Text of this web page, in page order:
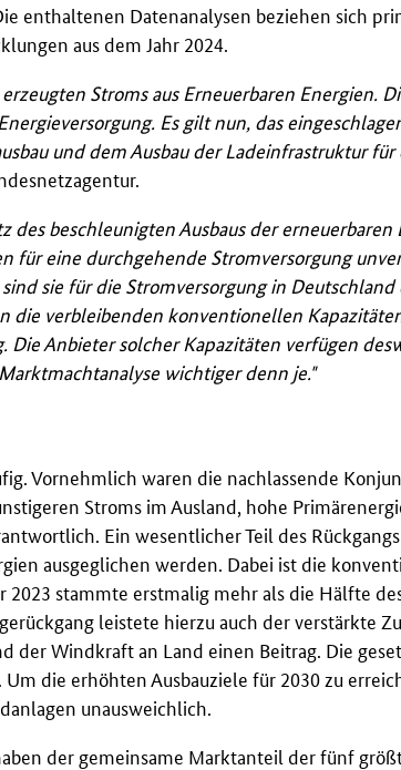
enthaltenen Datenanalysen beziehen sich
aus dem Jahr 2024.
Stroms aus Erneuerbaren Energien.
Es gilt nun, das
und dem Ausbau der Ladeinfrastruktur
des beschleunigten Ausbaus der erneuerbaren
eine durchgehende Stromversorgung
sie für die Stromversorgung in
verbleibenden konventionellen
Anbieter solcher Kapazitäten verfügen
wichtiger denn je."
Vornehmlich waren die nachlassende
Stroms im Ausland, hohe
Ein wesentlicher Teil des
ausgeglichen werden. Dabei ist die
stammte erstmalig mehr als die Hälfte
leistete hierzu auch der verstärkte
der Windkraft an Land einen Beitrag. Die
die erhöhten Ausbauziele für 2030 zu
unausweichlich.
der gemeinsame Marktanteil der fünf